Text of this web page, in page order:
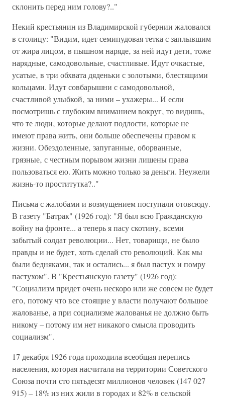
склонить перед ним голову?.."
Некий крестьянин из Владимирской губернии жаловался
в столицу: "Видим‚ идет семипудовая тетка с заплывшим
от жира лицом‚ в пышном наряде‚ за ней идут дети‚ тоже
нарядные‚ самодовольные‚ счастливые. Идут очкастые‚
усатые‚ в три обхвата дяденьки с золотыми‚ блестящими
кольцами. Идут совбарышни с самодовольной‚
счастливой улыбкой‚ за ними – ухажеры... И если
посмотришь с глубоким вниманием вокруг‚ то видишь‚
что те люди‚ которые делают подлости‚ которые не
имеют права жить‚ они больше обеспечены правом к
жизни. Обездоленные‚ запуганные‚ оборванные‚
грязные‚ с честным порывом жизни лишены права
пользоваться ею. Жить можно только за деньги. Неужели
жизнь-то проститутка?.."
Письма с жалобами и возмущением поступали отовсюду.
В газету "Батрак" (1926 год): "Я был всю Гражданскую
войну на фронте... а теперь я пасу скотину‚ всеми
забытый солдат революции... Нет‚ товарищи‚ не было
правды и не будет‚ хоть сделай сто революций. Как мы
были бедняками‚ так и остались... я был пастух и помру
пастухом". В "Крестьянскую газету" (1926 год):
"Социализм придет очень нескоро или же совсем не будет
его‚ потому что все стоящие у власти получают большое
жалованье‚ а при социализме жалованья не должно быть
никому – потому им нет никакого смысла проводить
социализм".
17 декабря 1926 года проходила всеобщая перепись
населения, которая насчитала на территории Советского
Союза почти сто пятьдесят миллионов человек (147 027
915) – 18% из них жили в городах и 82% в сельской